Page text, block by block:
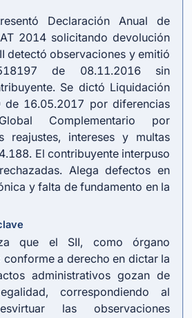
Declaración Anual de
2014 solicitando devolución
detectó observaciones y emitió
de 08.11.2016 sin
Se dictó Liquidación
de 16.05.2017 por diferencias
Complementario por
reajustes, intereses y multas
El contribuyente interpuso
Alega defectos en
y falta de fundamento en la
que el SII, como órgano
a derecho en dictar la
administrativos gozan de
correspondiendo al
las observaciones